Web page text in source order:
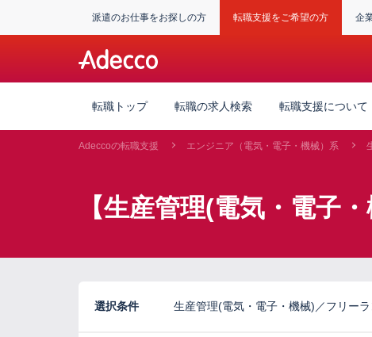
派遣のお仕事をお探しの方 転職支援をご希望の方 企
転職トップ 転職の求人検索 転職支援について
Adeccoの転職支援 エンジニア（電気・電子・機械）系
【生産管理(電気・電子
選択条件 生産管理(電気・電子・機械)／フリーラ